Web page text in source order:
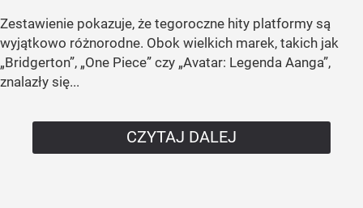
Zestawienie pokazuje, że tegoroczne hity platformy są
wyjątkowo różnorodne. Obok wielkich marek, takich jak
„Bridgerton”, „One Piece” czy „Avatar: Legenda Aanga”,
znalazły się...
CZYTAJ DALEJ